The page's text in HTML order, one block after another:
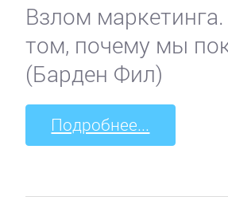
Взлом
том, почему мы
(Барден Фил)
Подробнее...